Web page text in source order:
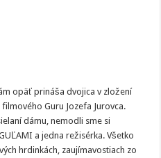
opäť prináša dvojica v zložení
Guru Jozefa Jurovca.
dámu, nemodli sme si
a jedna režisérka. Všetko
hrdinkách, zaujímavostiach zo